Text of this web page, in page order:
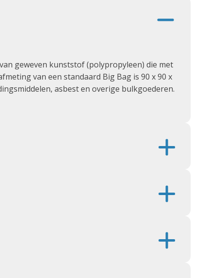
geweven kunststof (polypropyleen) die met
van een standaard Big Bag is 90 x 90 x
asbest en overige bulkgoederen.